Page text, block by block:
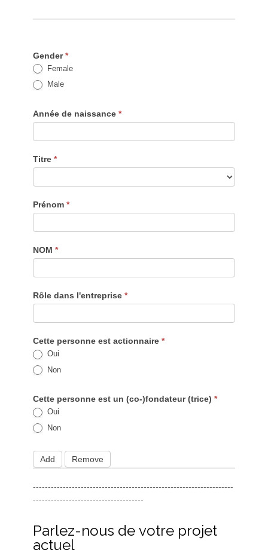
Gender*
Female
Male
Année de naissance *
Titre *
Prénom *
NOM *
Rôle dans l'entreprise *
Cette personne est actionnaire *
Oui
Non
Cette personne est un (co-)fondateur (trice) *
Oui
Non
Add Remove
-------------------------------------------------------------------
-------------------------------------
Parlez-nous de votre projet
actuel